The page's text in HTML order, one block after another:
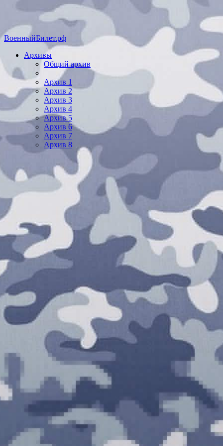
ВоенныйБилет.рф
Архивы
Общий архив
Архив 1
Архив 2
Архив 3
Архив 4
Архив 5
Архив 6
Архив 7
Архив 8